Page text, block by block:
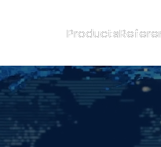
Products
Products